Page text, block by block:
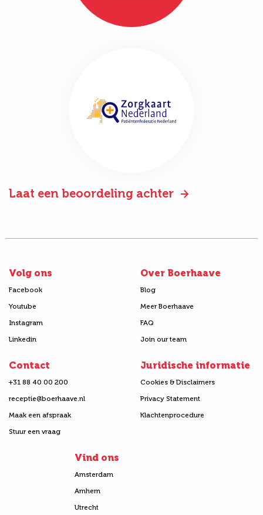
Laat een beoordeling achter
Volg ons
Facebook
Youtube
Instagram
Linkedin
Over Boerhaave
Blog
Meer Boerhaave
FAQ
Join our team
Contact
+31 88 40 00 200
receptie@boerhaave.nl
Maak een afspraak
Stuur een vraag
Juridische informatie
Cookies & Disclaimers
Privacy Statement
Klachtenprocedure
Vind ons
Amsterdam
Arnhem
Utrecht